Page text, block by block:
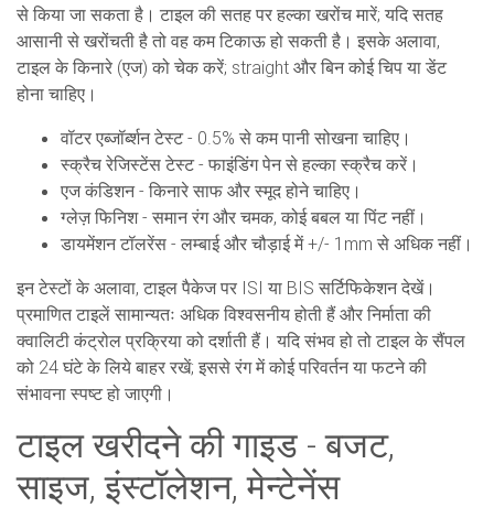
से किया जा सकता है। टाइल की सतह पर हल्का खरोंच मारें; यदि सतह
आसानी से खरोंचती है तो वह कम टिकाऊ हो सकती है। इसके अलावा,
टाइल के किनारे (एज) को चेक करें; straight और बिन कोई चिप या डेंट
होना चाहिए।
वॉटर एब्जॉर्ब्शन टेस्ट - 0.5% से कम पानी सोखना चाहिए।
स्क्रैच रेजिस्टेंस टेस्ट - फाइंडिंग पेन से हल्का स्क्रैच करें।
एज कंडिशन - किनारे साफ और स्मूद होने चाहिए।
ग्लेज़ फिनिश - समान रंग और चमक, कोई बबल या पिंट नहीं।
डायमेंशन टॉलरेंस - लम्बाई और चौड़ाई में +/- 1mm से अधिक नहीं।
इन टेस्टों के अलावा, टाइल पैकेज पर ISI या BIS सर्टिफिकेशन देखें।
प्रमाणित टाइलें सामान्यतः अधिक विश्वसनीय होती हैं और निर्माता की
क्वालिटी कंट्रोल प्रक्रिया को दर्शाती हैं। यदि संभव हो तो टाइल के सैंपल
को 24 घंटे के लिये बाहर रखें; इससे रंग में कोई परिवर्तन या फटने की
संभावना स्पष्ट हो जाएगी।
टाइल खरीदने की गाइड - बजट,
साइज, इंस्टॉलेशन, मेन्टेनेंस